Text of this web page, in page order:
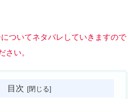
ついてネタバレしていきますので
さい。
目次